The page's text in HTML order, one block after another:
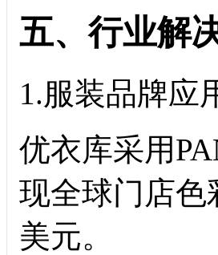
五、行业解
1.服装品牌应
优衣库采用
现全球门店色
美元。